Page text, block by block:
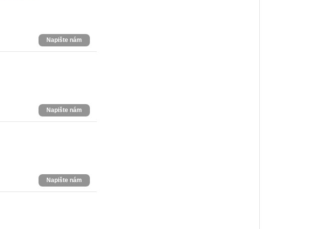
Napište nám
Napište nám
Napište nám